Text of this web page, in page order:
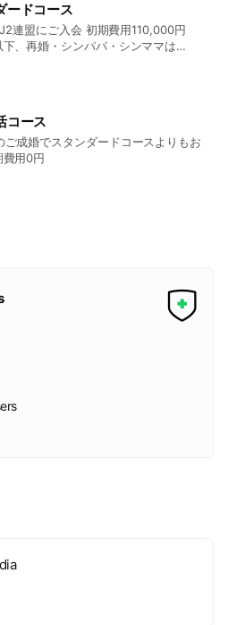
ードコース
連盟にご入会 初期費用110,000円
、再婚・シンパパ・シンママは
コース
ご成婚でスタンダードコースよりもお
用0円